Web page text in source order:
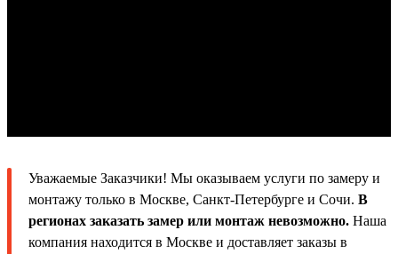
Уважаемые Заказчики! Мы оказываем услуги по замеру и
монтажу только в Москве, Санкт-Петербурге и Сочи. В
регионах заказать замер или монтаж невозможно. Наша
компания находится в Москве и доставляет заказы в